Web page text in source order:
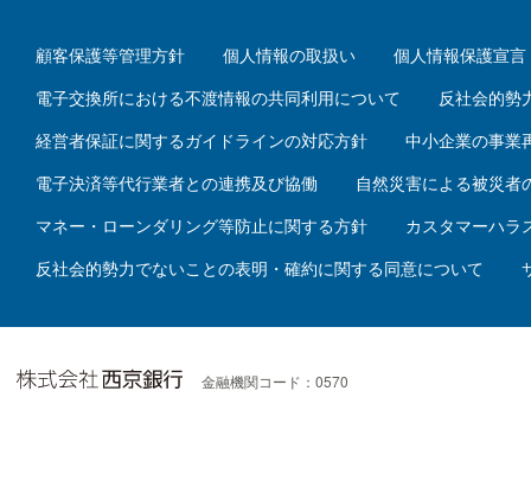
顧客保護等管理方針 個人情報の取扱い 個人情報保護宣言
電子交換所における不渡情報の共同利用について 反社会的勢
経営者保証に関するガイドラインの対応方針 中小企業の事業
電子決済等代行業者との連携及び協働 自然災害による被災者
マネー・ローンダリング等防止に関する方針 カスタマーハラ
反社会的勢力でないことの表明・確約に関する同意について
金融機関コード：0570